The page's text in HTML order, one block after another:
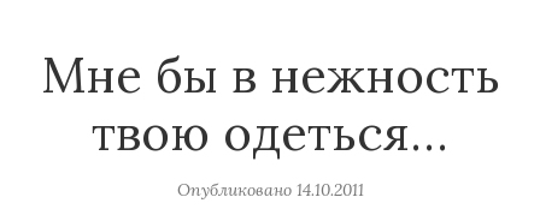
Мне бы в нежность
твою одеться…
Опубликовано 14.10.2011